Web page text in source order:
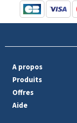
A propos
Produits
Offres
Aide